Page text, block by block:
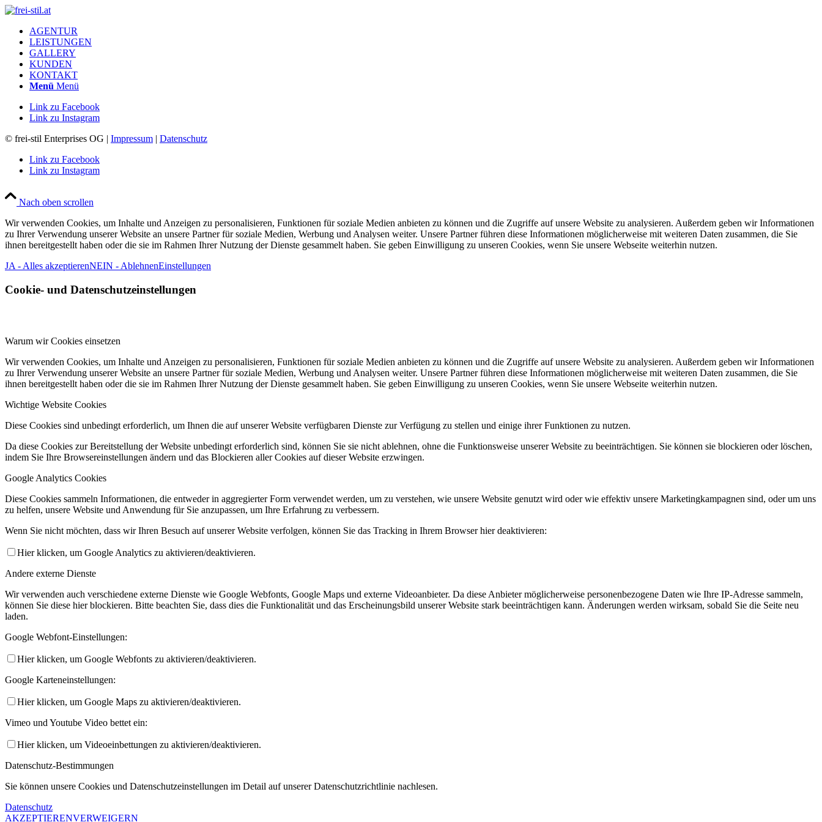
AGENTUR
LEISTUNGEN
GALLERY
KUNDEN
KONTAKT
Menü Menü
Link zu Facebook
Link zu Instagram
© frei-stil Enterprises OG | Impressum | Datenschutz
Link zu Facebook
Link zu Instagram
Nach oben scrollen
Wir verwenden Cookies, um Inhalte und Anzeigen zu personalisieren, Funktionen für soziale Medien anbieten zu können und die Zugriffe auf unsere Website zu analysieren. Außerdem geben wir Informationen
zu Ihrer Verwendung unserer Website an unsere Partner für soziale Medien, Werbung und Analysen weiter. Unsere Partner führen diese Informationen möglicherweise mit weiteren Daten zusammen, die Sie
ihnen bereitgestellt haben oder die sie im Rahmen Ihrer Nutzung der Dienste gesammelt haben. Sie geben Einwilligung zu unseren Cookies, wenn Sie unsere Webseite weiterhin nutzen.
JA - Alles akzeptierenNEIN - AblehnenEinstellungen
Cookie- und Datenschutzeinstellungen
Warum wir Cookies einsetzen
Wir verwenden Cookies, um Inhalte und Anzeigen zu personalisieren, Funktionen für soziale Medien anbieten zu können und die Zugriffe auf unsere Website zu analysieren. Außerdem geben wir Informationen
zu Ihrer Verwendung unserer Website an unsere Partner für soziale Medien, Werbung und Analysen weiter. Unsere Partner führen diese Informationen möglicherweise mit weiteren Daten zusammen, die Sie
ihnen bereitgestellt haben oder die sie im Rahmen Ihrer Nutzung der Dienste gesammelt haben. Sie geben Einwilligung zu unseren Cookies, wenn Sie unsere Webseite weiterhin nutzen.
Wichtige Website Cookies
Diese Cookies sind unbedingt erforderlich, um Ihnen die auf unserer Website verfügbaren Dienste zur Verfügung zu stellen und einige ihrer Funktionen zu nutzen.
Da diese Cookies zur Bereitstellung der Website unbedingt erforderlich sind, können Sie sie nicht ablehnen, ohne die Funktionsweise unserer Website zu beeinträchtigen. Sie können sie blockieren oder löschen,
indem Sie Ihre Browsereinstellungen ändern und das Blockieren aller Cookies auf dieser Website erzwingen.
Google Analytics Cookies
Diese Cookies sammeln Informationen, die entweder in aggregierter Form verwendet werden, um zu verstehen, wie unsere Website genutzt wird oder wie effektiv unsere Marketingkampagnen sind, oder um uns
zu helfen, unsere Website und Anwendung für Sie anzupassen, um Ihre Erfahrung zu verbessern.
Wenn Sie nicht möchten, dass wir Ihren Besuch auf unserer Website verfolgen, können Sie das Tracking in Ihrem Browser hier deaktivieren:
Hier klicken, um Google Analytics zu aktivieren/deaktivieren.
Andere externe Dienste
Wir verwenden auch verschiedene externe Dienste wie Google Webfonts, Google Maps und externe Videoanbieter. Da diese Anbieter möglicherweise personenbezogene Daten wie Ihre IP-Adresse sammeln,
können Sie diese hier blockieren. Bitte beachten Sie, dass dies die Funktionalität und das Erscheinungsbild unserer Website stark beeinträchtigen kann. Änderungen werden wirksam, sobald Sie die Seite neu
laden.
Google Webfont-Einstellungen:
Hier klicken, um Google Webfonts zu aktivieren/deaktivieren.
Google Karteneinstellungen:
Hier klicken, um Google Maps zu aktivieren/deaktivieren.
Vimeo und Youtube Video bettet ein:
Hier klicken, um Videoeinbettungen zu aktivieren/deaktivieren.
Datenschutz-Bestimmungen
Sie können unsere Cookies und Datenschutzeinstellungen im Detail auf unserer Datenschutzrichtlinie nachlesen.
Datenschutz
AKZEPTIERENVERWEIGERN